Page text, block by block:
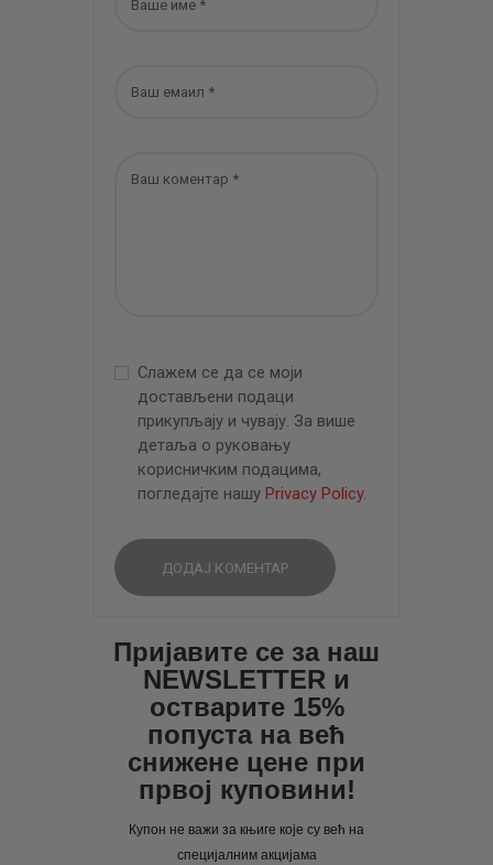
Слажем се да се моји
достављени подаци
прикупљају и чувају. За више
детаља о руковању
корисничким подацима,
погледајте нашу Privacy Policy.
Пријавите се за наш
NEWSLETTER и
остварите 15%
попуста на већ
снижене цене при
првој куповини!
Купон не важи за књиге које су већ на
специјалним акцијама